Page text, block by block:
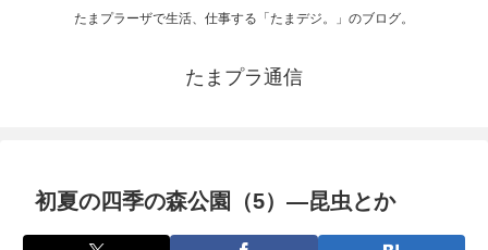
たまプラーザで生活、仕事する「たまデジ。」のブログ。
たまプラ通信
初夏の四季の森公園（5）―昆虫とか